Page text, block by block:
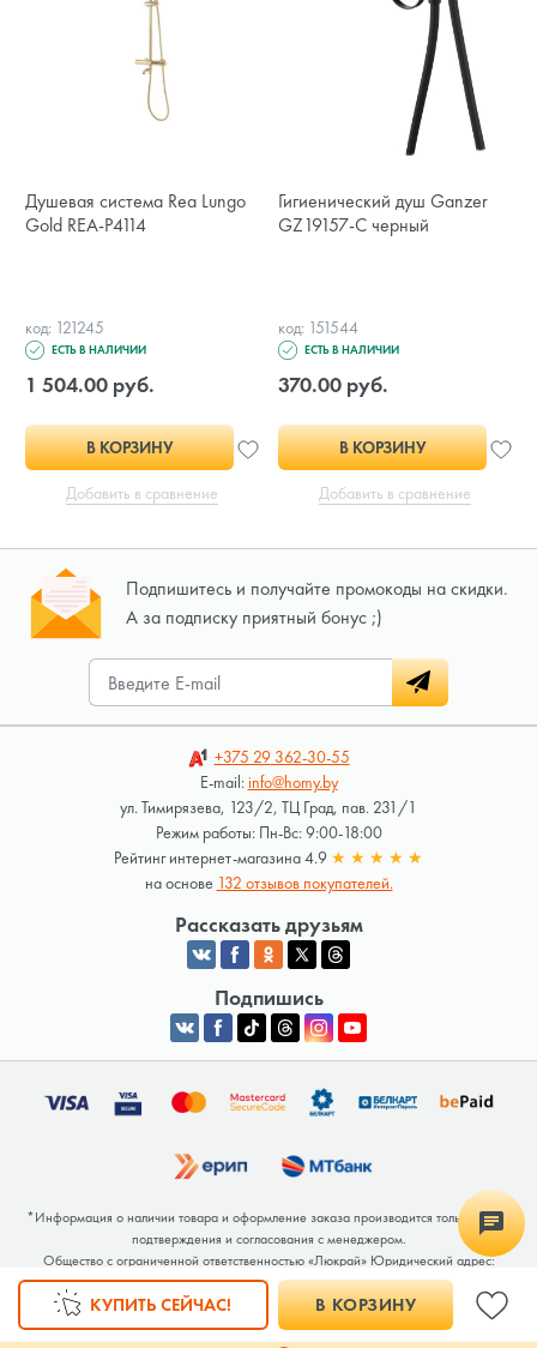
В КОРЗИНУ
КУПИТЬ СЕЙЧАС!
Душевая система Rea Lungo
Gold REA-P4114
код: 121245
ЕСТЬ В НАЛИЧИИ
1 504.00 руб.
В КОРЗИНУ
Добавить в сравнение
Гигиенический душ Ganzer
GZ19157-C черный
код: 151544
ЕСТЬ В НАЛИЧИИ
370.00 руб.
В КОРЗИНУ
Добавить в сравнение
Подпишитесь и получайте промокоды на скидки.
А за подписку приятный бонус ;)
+375 29362-30-55
E-mail:info@homy.by
ул. Тимирязева, 123/2, ТЦ Град, пав. 231/1
Режим работы: Пн-Вс: 9:00-18:00
Рейтинг интернет-магазина 4.9 ★ ★ ★ ★ ★
на основе 132 отзывов покупателей.
Рассказать друзьям
Подпишись
*Информация о наличии товара и оформление заказа производится только после
подтверждения и согласования с менеджером.
Общество с ограниченной ответственностью «Люкрай» Юридический адрес:
220062, г. Минск, ул. Тимирязева, дом 123, корп. 2, оф. 367/2 Почтовый адрес:
220062, г. Минск, ул. Тимирязева, дом 123, корп. 2, оф. 367/2 УНП 691764371
Интернет-магазин зарегистрирован в Торговом реестре РБ под номером 768117 от